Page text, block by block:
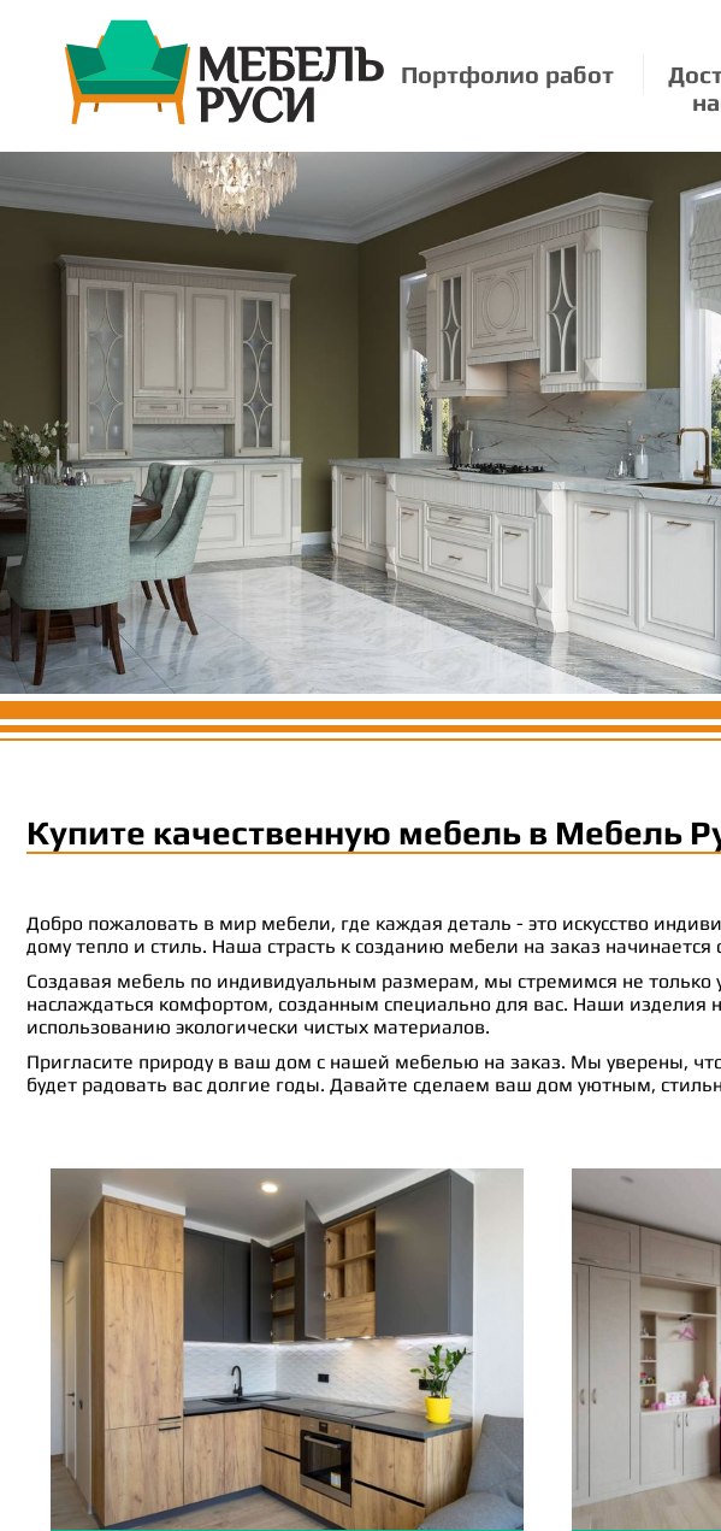
Портфолио работ
Купите качественную мебель в Мебель
Добро пожаловать в мир мебели, где каждая деталь - это искусство
дому тепло и стиль. Наша страсть к созданию мебели на заказ
Создавая мебель по индивидуальным размерам, мы стремимся не только
наслаждаться комфортом, созданным специально для вас. Наши изделия
использованию экологически чистых материалов.
Пригласите природу в ваш дом с нашей мебелью на заказ. Мы уверены,
будет радовать вас долгие годы. Давайте сделаем ваш дом уютным,